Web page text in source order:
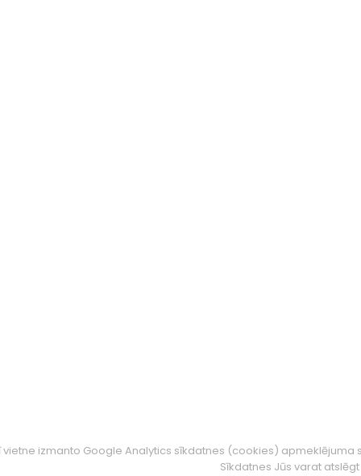
vietne izmanto Google Analytics sīkdatnes (cookies)
Sīkdatnes Jūs varat